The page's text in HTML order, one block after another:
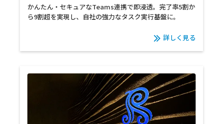
かんたん・セキュアなTeams連携で即浸透。完了率5割か
ら9割超を実現し、自社の強力なタスク実行基盤に。
詳しく見る